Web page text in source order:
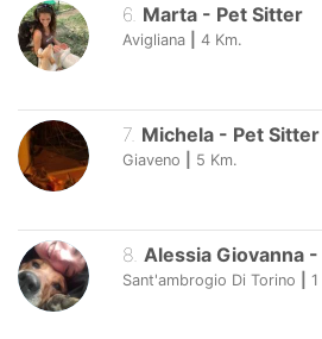
6 Marta - Pet Sitter
Avigliana 4 Km.
7. Michela - Pet Sitter
Giaveno 5 Km.
8. Alessia Giovanna -
Sant'ambrogio Di Torino 1